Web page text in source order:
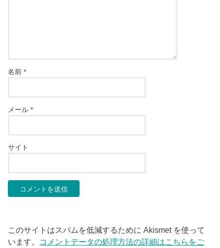
名前*
メール*
サイト
このサイトはスパムを低減するために Akismet を使って
います。 コメントデータの処理方法の詳細はこちらをご